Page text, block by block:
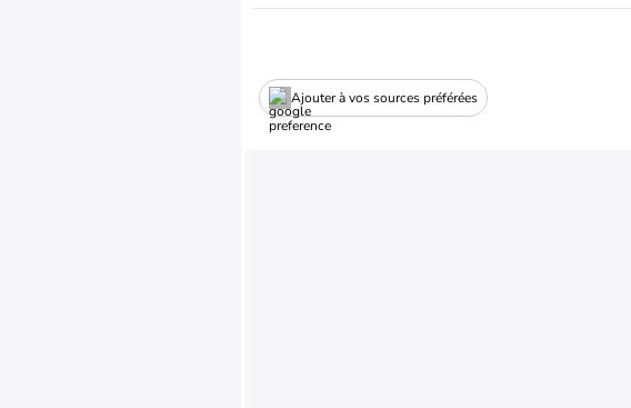
Ajouter à vos sources préférées